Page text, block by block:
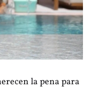
la pena para